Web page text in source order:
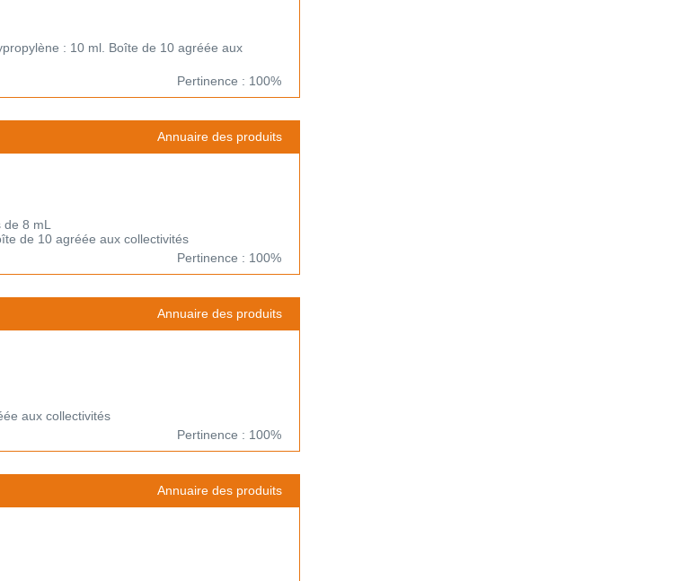
: 10 ml. Boîte de 10 agréée aux
Pertinence : 100%
Annuaire des produits
8 mL
de 10 agréée aux collectivités
Pertinence : 100%
Annuaire des produits
aux collectivités
Pertinence : 100%
Annuaire des produits